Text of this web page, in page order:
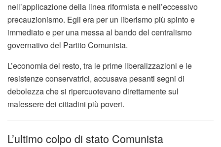
nell’applicazione della linea riformista e nell’eccessivo
precauzionismo. Egli era per un liberismo più spinto e
immediato e per una messa al bando del centralismo
governativo del Partito Comunista.
L’economia del resto, tra le prime liberalizzazioni e le
resistenze conservatrici, accusava pesanti segni di
debolezza che si ripercuotevano direttamente sul
malessere dei cittadini più poveri.
L’ultimo colpo di stato Comunista